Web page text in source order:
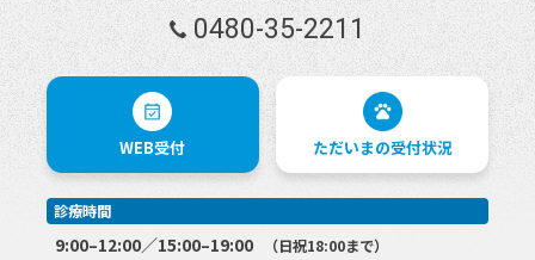
0480-35-2211
WEB受付 ただいまの受付状況
診療時間
9:00–12:00／15:00–19:00
（日祝18:00まで）